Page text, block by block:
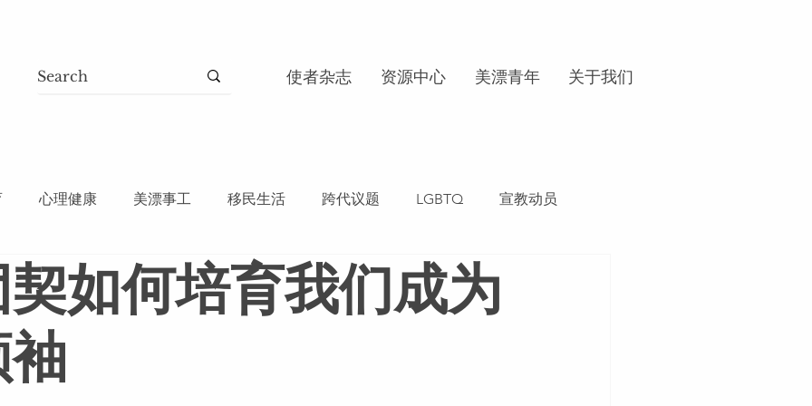
使者杂志 资源中心 美漂青年 关于我们
心理健康 美漂事工 移民生活 跨代议题 LGBTQ 宣教动员
神学 晨更培灵 见证故事 节日主题 提摩太凱勒
如何培育我们成为